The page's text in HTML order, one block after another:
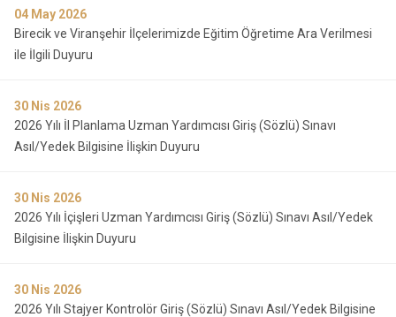
04 May 2026
Birecik ve Viranşehir İlçelerimizde Eğitim Öğretime Ara Verilmesi
ile İlgili Duyuru
30 Nis 2026
2026 Yılı İl Planlama Uzman Yardımcısı Giriş (Sözlü) Sınavı
Asıl/Yedek Bilgisine İlişkin Duyuru
30 Nis 2026
2026 Yılı İçişleri Uzman Yardımcısı Giriş (Sözlü) Sınavı Asıl/Yedek
Bilgisine İlişkin Duyuru
30 Nis 2026
2026 Yılı Stajyer Kontrolör Giriş (Sözlü) Sınavı Asıl/Yedek Bilgisine